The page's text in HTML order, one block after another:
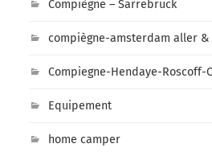
Compiègne – Sarrebruck
compiègne-amsterdam aller
Compiegne-Hendaye-Roscoff-
Equipement
home camper